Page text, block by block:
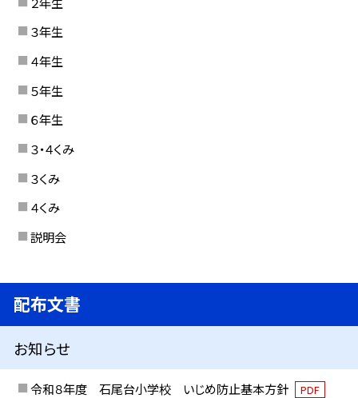
３年生
４年生
５年生
６年生
３・４くみ
３くみ
４くみ
説明会
配布文書
お知らせ
令和８年度 石尾台小学校 いじめ防止基本方針 PDF